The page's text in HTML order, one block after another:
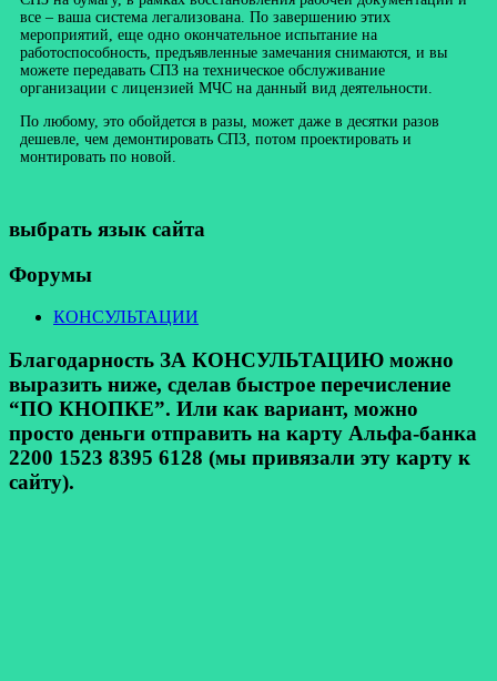
все – ваша система легализована. По завершению этих
мероприятий, еще одно окончательное испытание на
работоспособность, предъявленные замечания снимаются, и вы
можете передавать СПЗ на техническое обслуживание
организации с лицензией МЧС на данный вид деятельности.
По любому, это обойдется в разы, может даже в десятки разов
дешевле, чем демонтировать СПЗ, потом проектировать и
монтировать по новой.
выбрать язык сайта
Форумы
КОНСУЛЬТАЦИИ
Благодарность ЗА КОНСУЛЬТАЦИЮ можно
выразить ниже, сделав быстрое перечисление
“ПО КНОПКЕ”. Или как вариант, можно
просто деньги отправить на карту Альфа-банка
2200 1523 8395 6128 (мы привязали эту карту к
сайту).